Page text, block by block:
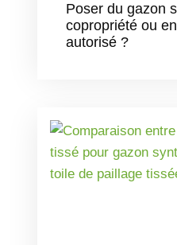
Poser du gazon
copropriété ou
autorisé ?